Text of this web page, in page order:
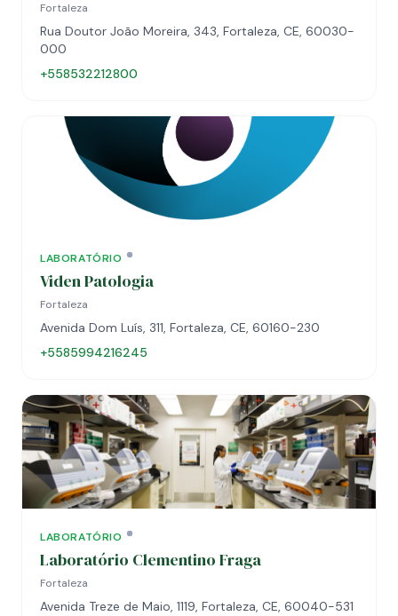
Fortaleza
Rua Doutor João Moreira, 343, Fortaleza, CE, 60030-
000
+558532212800
LABORATÓRIO
Viden Patologia
Fortaleza
Avenida Dom Luís, 311, Fortaleza, CE, 60160-230
+5585994216245
LABORATÓRIO
Laboratório Clementino Fraga
Fortaleza
Avenida Treze de Maio, 1119, Fortaleza, CE, 60040-531